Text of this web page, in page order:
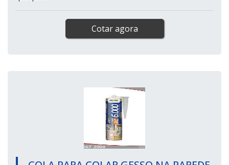
Cotar agora